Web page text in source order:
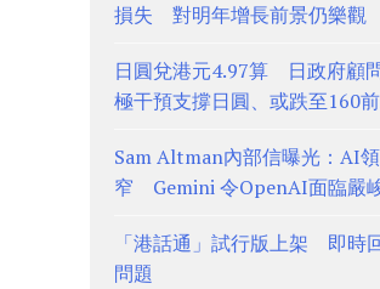
損失 對明年增長前景仍樂觀
日圓兌港元4.97算 日政府顧
極干預支撐日圓、或跌至160
Sam Altman內部信曝光：AI
窄 Gemini 令OpenAI面臨嚴
「港話通」試行版上架 即時
問題